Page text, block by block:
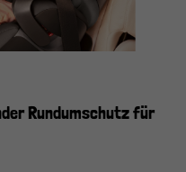
Rundumschutz für